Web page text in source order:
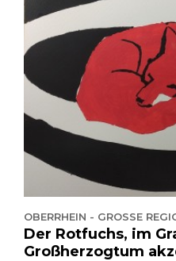
OBERRHEIN - GROSSE
Der Rotfuchs, im
Großherzogtum